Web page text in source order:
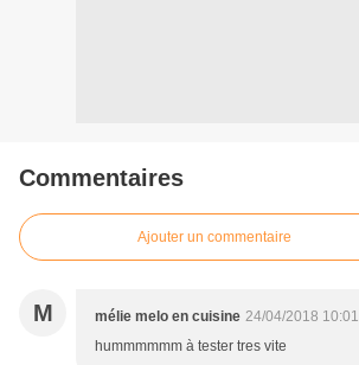
Commentaires
Ajouter un commentaire
M mélie melo en cuisine 24/04/2018 10:01
hummmmmm à tester tres vite